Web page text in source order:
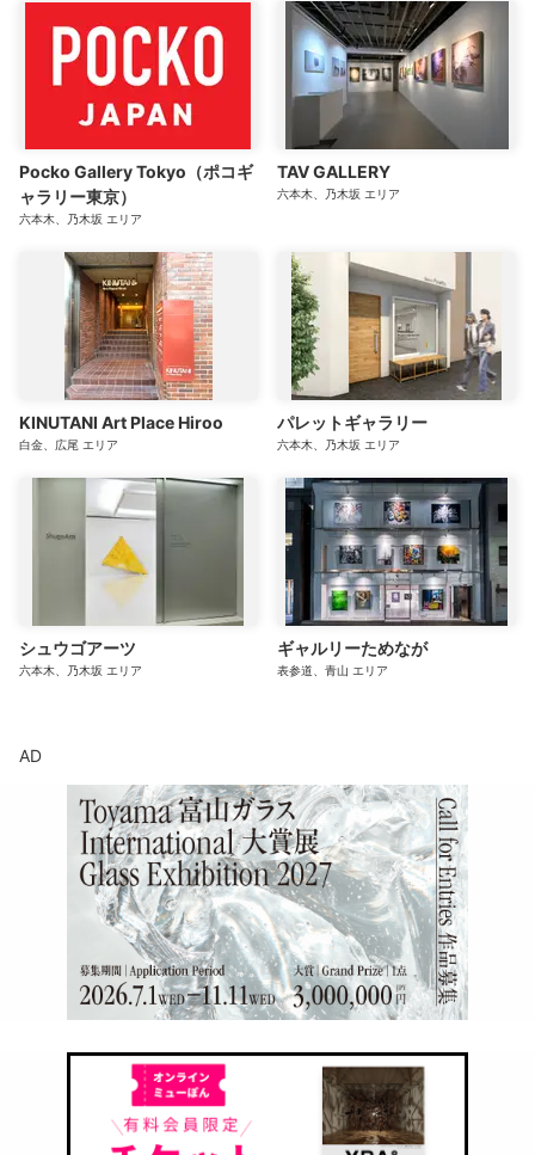
Pocko Gallery Tokyo（ポコギ
ャラリー東京）
六本木、乃木坂 エリア
TAV GALLERY
六本木、乃木坂 エリア
KINUTANI Art Place Hiroo
白金、広尾 エリア
パレットギャラリー
六本木、乃木坂 エリア
シュウゴアーツ
六本木、乃木坂 エリア
ギャルリーためなが
表参道、青山 エリア
AD